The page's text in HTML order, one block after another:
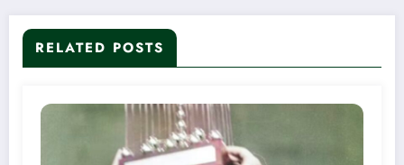
RELATED POSTS